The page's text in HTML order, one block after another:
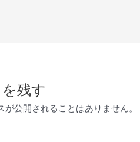
残す
が公開されることはありません。